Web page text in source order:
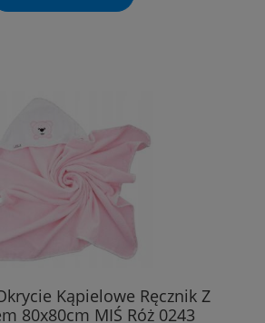
Kąpielowe Ręcznik Z
80x80cm MIŚ Róż 0243